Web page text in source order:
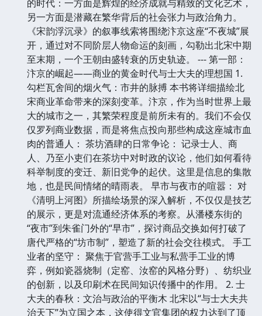
的时代：一方面是辉煌的经济成就与精致的文化艺术，
另一方面是潜藏在繁华背后的社会张力与政治角力。
《宋韵浮沉录》的叙事线索将围绕汴京这座“不夜城”展
开，通过对不同阶层人物命运的刻画，勾勒出北宋中期
至末期，一个王朝由盛转衰的历史轨迹。 --- 第一部：
汴京的崛起——商业的黄金时代与士大夫的理想国 1.
勾栏瓦舍间的烟火气：市井的脉搏 本书将详细描绘北
宋商业革命带来的深刻变革。汴京，作为当时世界上最
大的城市之一，其繁荣程度是前所未有的。我们不会仅
仅罗列商业数据，而是将焦点投向那些构成这座城市血
肉的普通人： 茶坊酒肆的日常争论： 记录士人、商
人、乃至小吏们在茶坊中对时政的议论，他们如何看待
科举制度的变迁、新旧党争的起伏。这里是信息的集散
地，也是民间情绪的晴雨表。 早市与夜市的喧嚣： 对
《清明上河图》所描绘场景的深入解析，不仅仅是技艺
的展示，更是对流通经济体系的考察。从潘楼东街的
“夜市”到朱雀门外的“早市”，探讨商品交换如何打破了
唐代严格的“坊市制”，塑造了新的社会交往模式。 手工
业者的坚守： 聚焦于官营手工业与私营手工业的博
弈，例如瓷器烧制（定窑、汝窑的风格分野）、纺织业
的创新，以及印刷术在民间知识传播中的作用。 2. 士
大夫的春秋：文治与政治的平衡木 北宋以“与士大夫共
治天下”为立国之本，这使得文官集团的权力达到了顶